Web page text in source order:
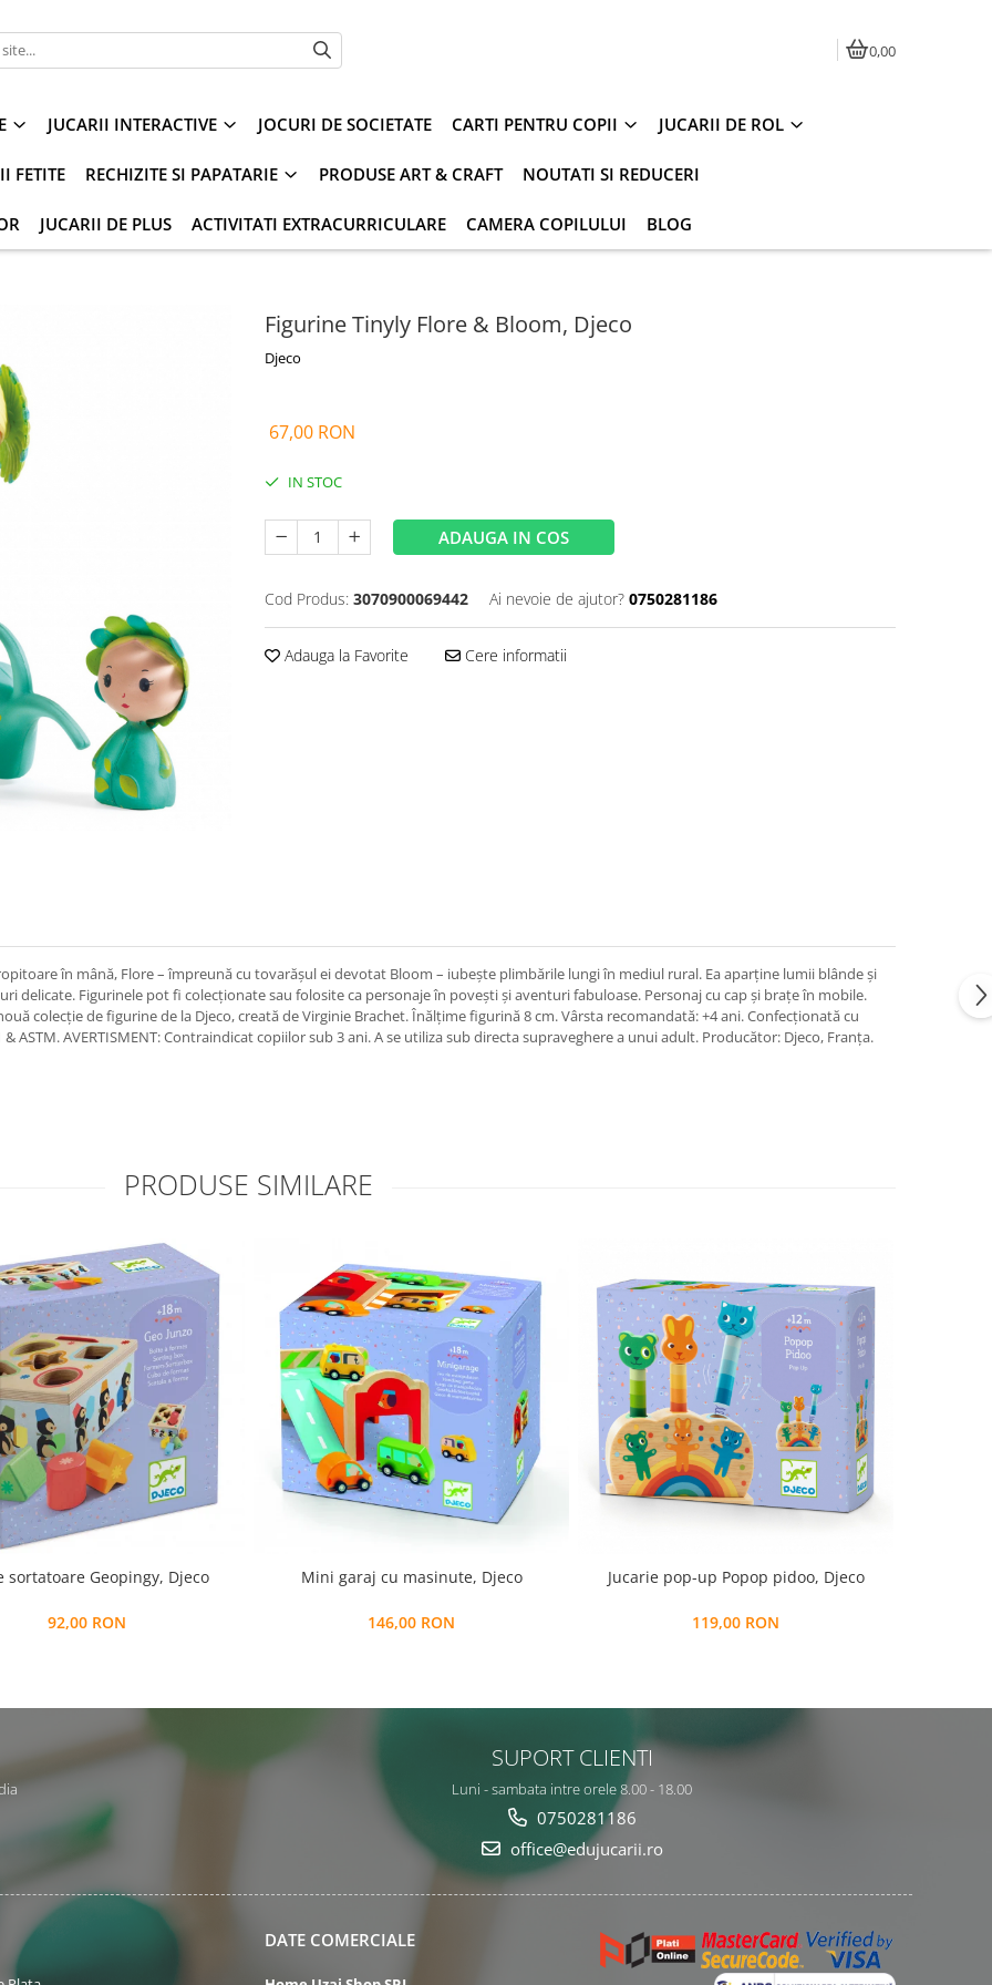
0,00
JUCARII INTERACTIVE JOCURI DE SOCIETATE CARTI PENTRU COPII JUCARII DE ROL
FETITE RECHIZITE SI PAPATARIE PRODUSE ART & CRAFT NOUTATI SI REDUCERI
JUCARII DE PLUS ACTIVITATI EXTRACURRICULARE CAMERA COPILULUI BLOG
Figurine Tinyly Flore & Bloom, Djeco
Djeco
67,00 RON
IN STOC
ADAUGA IN COS
Cod Produs: 3070900069442 Ai nevoie de ajutor? 0750281186
Adauga la Favorite Cere informatii
în mână, Flore – împreună cu tovarășul ei devotat Bloom – iubește plimbările lungi în mediul rural. Ea aparține lumii blânde și
delicate. Figurinele pot fi colecționate sau folosite ca personaje în povești și aventuri fabuloase. Personaj cu cap și brațe în mobile.
colecție de figurine de la Djeco, creată de Virginie Brachet. Înălțime figurină 8 cm. Vârsta recomandată: +4 ani. Confecționată cu
AVERTISMENT: Contraindicat copiilor sub 3 ani. A se utiliza sub directa supraveghere a unui adult. Producător: Djeco, Franța.
PRODUSE SIMILARE
sortatoare Geopingy, Djeco
92,00 RON
Mini garaj cu masinute, Djeco
146,00 RON
Jucarie pop-up Popop pidoo, Djeco
119,00 RON
SUPORT CLIENTI
Luni - sambata intre orele 8.00 - 18.00
0750281186
office@edujucarii.ro
DATE COMERCIALE